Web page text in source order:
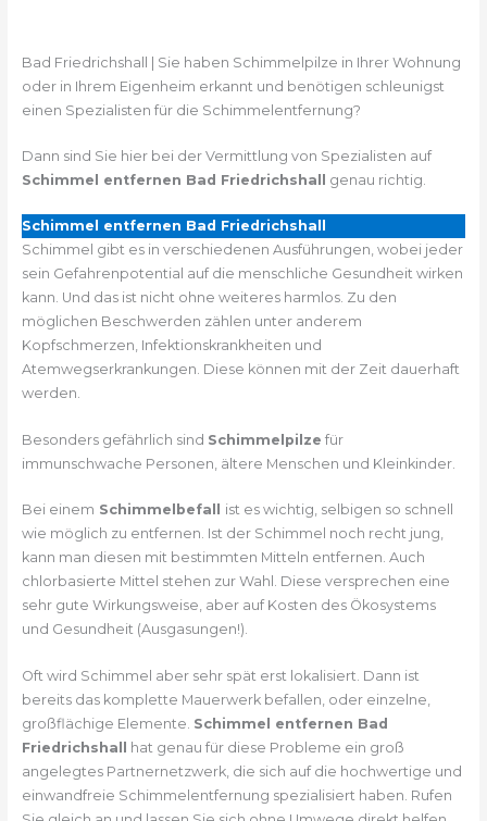
Bad Friedrichshall | Sie haben Schimmelpilze in Ihrer Wohnung
oder in Ihrem Eigenheim erkannt und benötigen schleunigst
einen Spezialisten für die Schimmelentfernung?
Dann sind Sie hier bei der Vermittlung von Spezialisten auf
Schimmel entfernen Bad Friedrichshall
genau richtig.
Schimmel entfernen Bad Friedrichshall
Schimmel gibt es in verschiedenen Ausführungen, wobei jeder
sein Gefahrenpotential auf die menschliche Gesundheit wirken
kann. Und das ist nicht ohne weiteres harmlos. Zu den
möglichen Beschwerden zählen unter anderem
Kopfschmerzen, Infektionskrankheiten und
Atemwegserkrankungen. Diese können mit der Zeit dauerhaft
werden.
Besonders gefährlich sind Schimmelpilze für
immunschwache Personen, ältere Menschen und Kleinkinder.
Bei einem Schimmelbefall ist es wichtig, selbigen so schnell
wie möglich zu entfernen. Ist der Schimmel noch recht jung,
kann man diesen mit bestimmten Mitteln entfernen. Auch
chlorbasierte Mittel stehen zur Wahl. Diese versprechen eine
sehr gute Wirkungsweise, aber auf Kosten des Ökosystems
und Gesundheit (Ausgasungen!).
Oft wird Schimmel aber sehr spät erst lokalisiert. Dann ist
bereits das komplette Mauerwerk befallen, oder einzelne,
großflächige Elemente. Schimmel entfernen Bad
Friedrichshall hat genau für diese Probleme ein groß
angelegtes Partnernetzwerk, die sich auf die hochwertige und
einwandfreie Schimmelentfernung spezialisiert haben. Rufen